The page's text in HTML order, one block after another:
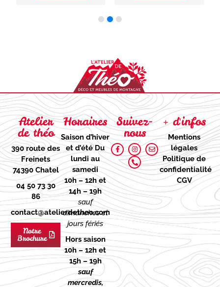
Atelier
de théo
390 route des
Freinets
74390 Chatel
04 50 73 30
86
contact@atelierdetheo.com
Notre
Brochure
Horaires
Saison d’hiver
et d’étéDu
lundi au
samedi
10h – 12h et
14h – 19h
sauf
dimanches et
jours fériés
Hors saison
10h – 12h et
15h – 19h
sauf
mercredis,
Suivez-
nous
+ d'infos
Mentions
légales
Politique de
confidentialité
CGV